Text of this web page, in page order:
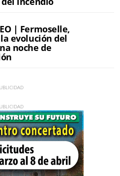
| Fermoselle,
evolución del
noche de